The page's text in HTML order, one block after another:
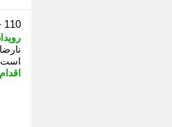
110 -
رویداد
است.